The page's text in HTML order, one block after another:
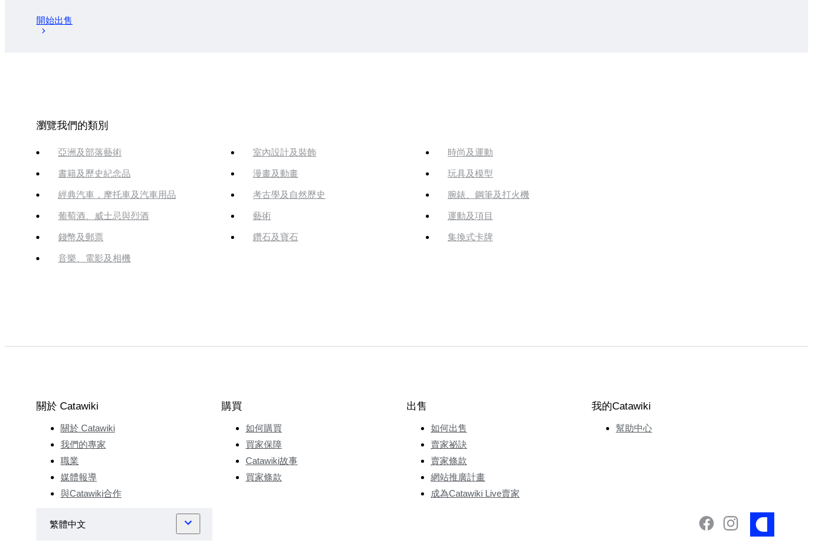
開始出售
瀏覽我們的類別
亞洲及部落藝術 室內設計及裝飾 時尚及運動
書籍及歷史紀念品 漫畫及動畫 玩具及模型
經典汽車，摩托車及汽車用品 考古學及自然歷史 腕錶、鋼筆及打火機
葡萄酒、威士忌與烈酒 藝術 運動及項目
錢幣及郵票 鑽石及寶石 集換式卡牌
音樂、電影及相機
關於 Catawiki
關於 Catawiki
我們的專家
職業
媒體報導
與Catawiki合作
購買
如何購買
買家保障
Catawiki故事
買家條款
出售
如何出售
賣家祕訣
賣家條款
網站推廣計畫
成為Catawiki Live賣家
我的Catawiki
幫助中心